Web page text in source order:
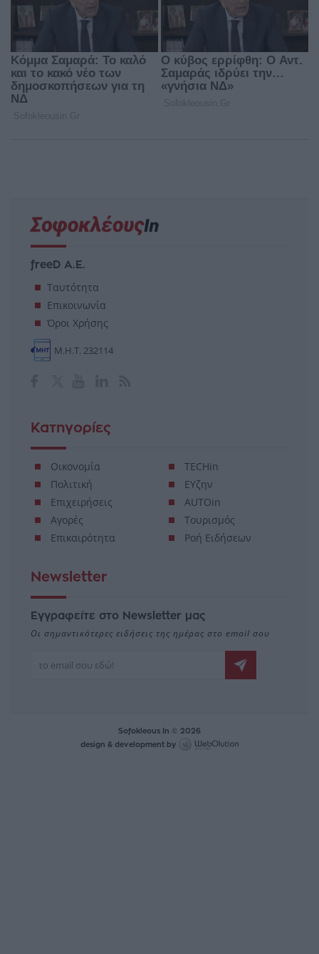
freeD Α.Ε.
Ταυτότητα
Επικοινωνία
Όροι Χρήσης
Μ.Η.Τ. 232114
Κατηγορίες
Οικονομία
Πολιτική
Επιχειρήσεις
Αγορές
Επικαιρότητα
TECHin
ΕΥζην
AUTOin
Τουρισμός
Ροή Ειδήσεων
Newsletter
Εγγραφείτε στο Newsletter μας
Οι σημαντικότερες ειδήσεις της ημέρας στο email σου
Sofokleous In © 2026
design & development by